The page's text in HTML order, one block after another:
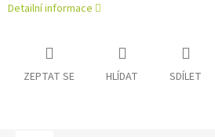
Detailní informace
ZEPTAT SE HLÍDAT SDÍLET